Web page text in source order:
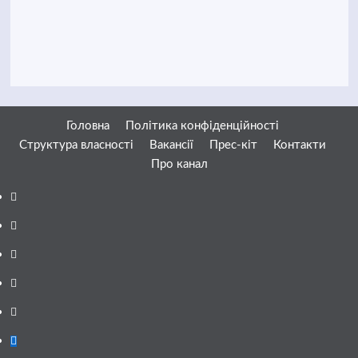
Головна
Політика конфіденційності
Структура власності
Вакансії Прес-кіт
Контакти
Про канал
Facebook
YouTube
Telegram
Instagram
Twitter
Google